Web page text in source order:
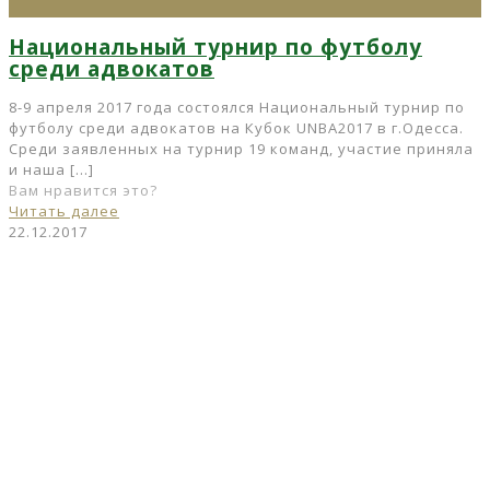
Национальный турнир по футболу
среди адвокатов
8-9 апреля 2017 года состоялся Национальный турнир по
футболу среди адвокатов на Кубок UNBA2017 в г.Одесса.
Среди заявленных на турнир 19 команд, участие приняла
и наша […]
Вам нравится это?
Читать далее
22.12.2017